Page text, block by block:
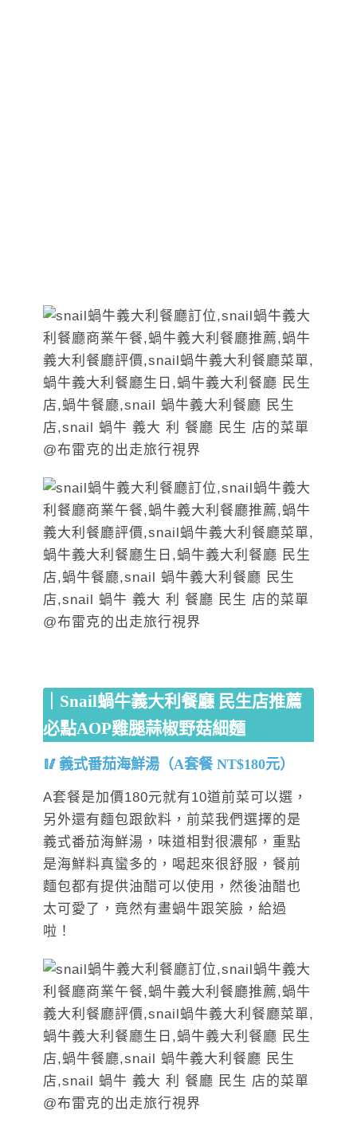
｜Snail蝸牛義大利餐廳 民生店推薦
必點AOP雞腿蒜椒野菇細麵
義式番茄海鮮湯（A套餐 NT$180元）
A套餐是加價180元就有10道前菜可以選，
另外還有麵包跟飲料，前菜我們選擇的是
義式番茄海鮮湯，味道相對很濃郁，重點
是海鮮料真蠻多的，喝起來很舒服，餐前
麵包都有提供油醋可以使用，然後油醋也
太可愛了，竟然有畫蝸牛跟笑臉，給過
啦！